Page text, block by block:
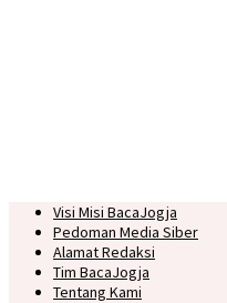
Visi Misi BacaJogja
Pedoman Media Siber
Alamat Redaksi
Tim BacaJogja
Tentang Kami